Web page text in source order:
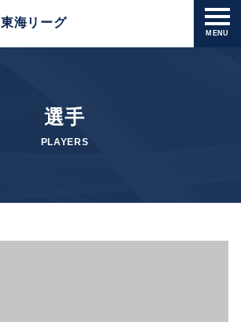
MENU
東海リーグ
選手
PLAYERS